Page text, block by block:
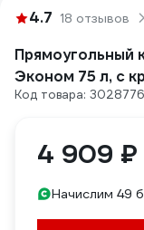
4.7 18 отзывов
Прямоугольный
Эконом 75 л, с
Код товара:
4 909 ₽
Начислим 49